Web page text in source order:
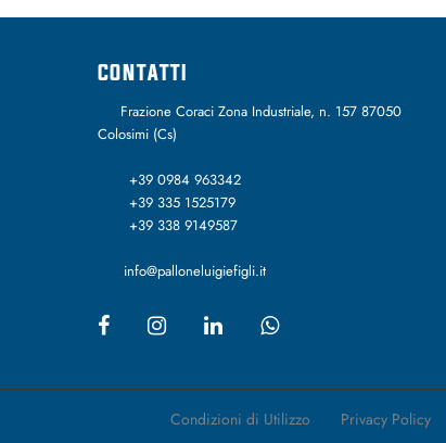
CONTATTI
Frazione Coraci Zona Industriale, n. 157 87050
Colosimi (Cs)
+39 0984 963342
+39 335 1525179
+39 338 9149587
info@palloneluigiefigli.it
Condizioni di Utilizzo Privacy Policy